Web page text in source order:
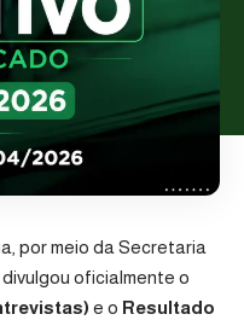
por meio da Secretaria
oficialmente o
e o Resultado